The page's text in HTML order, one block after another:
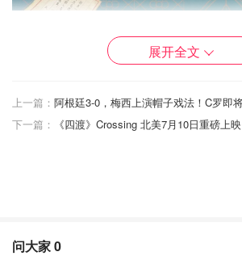
编剧: 蓝鸿春 / 郑萱轩 / 杨冷 / 朱丽云
主演: 李思潼 / 王彦桐 / 吴少卿 / 郑
美国上映日期: 2026-09
展开全文
上一篇：
下一篇：
问大家0